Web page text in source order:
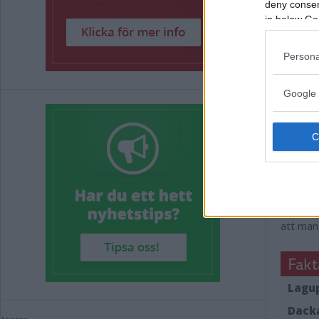
deny
in below
Google
– Jag
är det
och
NI
i
– All
viktig
att